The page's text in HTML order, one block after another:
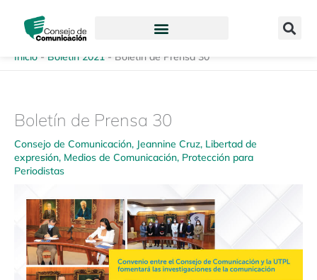
contenido
Inicio - Boletín 2021 - Boletín de Prensa 30
Boletín de Prensa 30
Consejo de Comunicación, Jeannine Cruz, Libertad de
expresión, Medios de Comunicación, Protección para
Periodistas